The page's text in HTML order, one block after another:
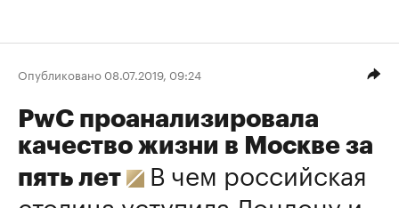
Опубликовано 08.07.2019, 09:24
PwC проанализировала
качество жизни в Москве за
пять лет
В чем российская